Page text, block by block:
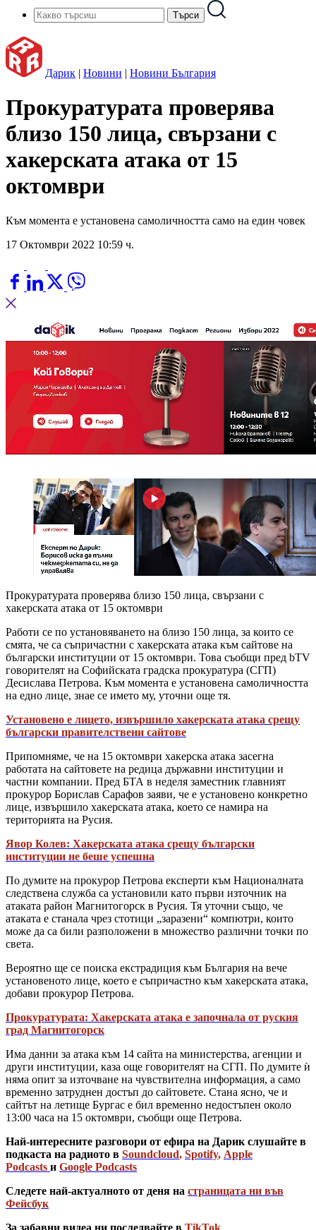
Дарик | Новини | Новини България
Прокуратурата проверява
близо 150 лица, свързани с
хакерската атака от 15
октомври
Към момента е установена самоличността само на един човек
17 Октомври 2022 10:59 ч.
Прокуратурата проверява близо 150 лица, свързани с
хакерската атака от 15 октомври
Работи се по установяването на близо 150 лица, за които се
смята, че са съпричастни с хакерската атака към сайтове на
български институции от 15 октомври. Това съобщи пред bTV
говорителят на Софийската градска прокуратура (СГП)
Десислава Петрова. Към момента е установена самоличността
на едно лице, знае се името му, уточни още тя.
Установено е лицето, извършило хакерската атака срещу
български правителствени сайтове
Припомняме, че на 15 октомври хакерска атака засегна
работата на сайтовете на редица държавни институции и
частни компании. Пред БТА в неделя заместник главният
прокурор Борислав Сарафов заяви, че е установено конкретно
лице, извършило хакерската атака, което се намира на
територията на Русия.
Явор Колев: Хакерската атака срещу български
институции не беше успешна
По думите на прокурор Петрова експерти към Националната
следствена служба са установили като първи източник на
атаката район Магнитогорск в Русия. Тя уточни също, че
атаката е станала чрез стотици „заразени“ компютри, които
може да са били разположени в множество различни точки по
света.
Вероятно ще се поиска екстрадиция към България на вече
установеното лице, което е съпричастно към хакерската атака,
добави прокурор Петрова.
Прокуратурата: Хакерската атака е започнала от руския
град Магнитогорск
Има данни за атака към 14 сайта на министерства, агенции и
други институции, каза още говорителят на СГП. По думите ѝ
няма опит за източване на чувствителна информация, а само
временно затруднен достъп до сайтовете. Стана ясно, че и
сайтът на летище Бургас е бил временно недостъпен около
13:00 часа на 15 октомври, съобщи още Петрова.
Най-интересните разговори от ефира на Дарик слушайте в
подкаста на радиото в Soundcloud, Spotify, Apple
Podcasts и Google Podcasts
Следете най-актуалното от деня на страницата ни във
Фейсбук
За забавни видеа ни последвайте в TikTok